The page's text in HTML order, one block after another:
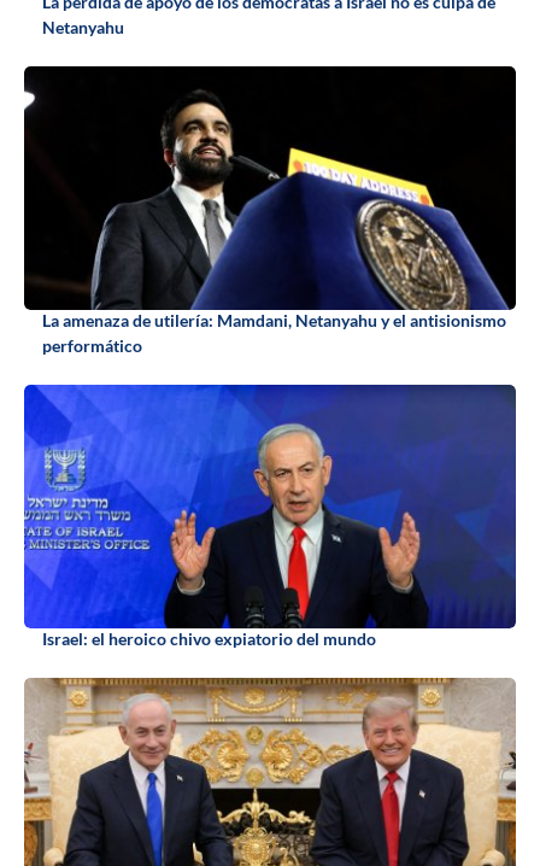
Netanyahu
La amenaza de utilería: Mamdani, Netanyahu y el antisionismo
performático
Israel: el heroico chivo expiatorio del mundo